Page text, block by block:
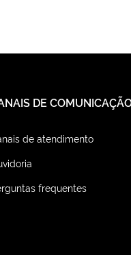
DE
de atendimento
frequentes